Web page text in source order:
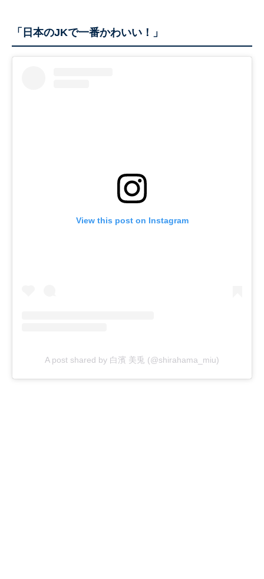
「日本のJKで一番かわいい！」
View this post on Instagram
A post shared by 白濱 美兎 (@shirahama_miu)